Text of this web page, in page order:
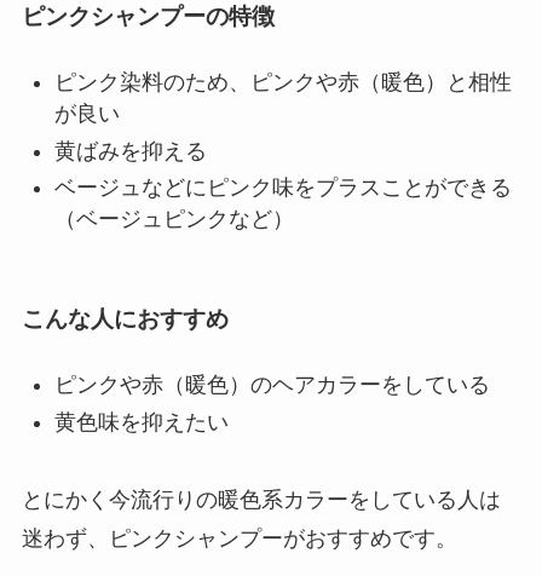
ピンクシャンプーの特徴
ピンク染料のため、ピンクや赤（暖色）と相性
が良い
黄ばみを抑える
ベージュなどにピンク味をプラスことができる
（ベージュピンクなど）
こんな人におすすめ
ピンクや赤（暖色）のヘアカラーをしている
黄色味を抑えたい
とにかく今流行りの暖色系カラーをしている人は
迷わず、ピンクシャンプーがおすすめです。